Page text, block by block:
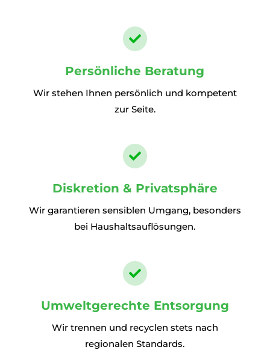

Persönliche Beratung
Wir stehen Ihnen persönlich und kompetent
zur Seite.

Diskretion & Privatsphäre
Wir garantieren sensiblen Umgang, besonders
bei Haushaltsauflösungen.

Umweltgerechte Entsorgung
Wir trennen und recyclen stets nach
regionalen Standards.